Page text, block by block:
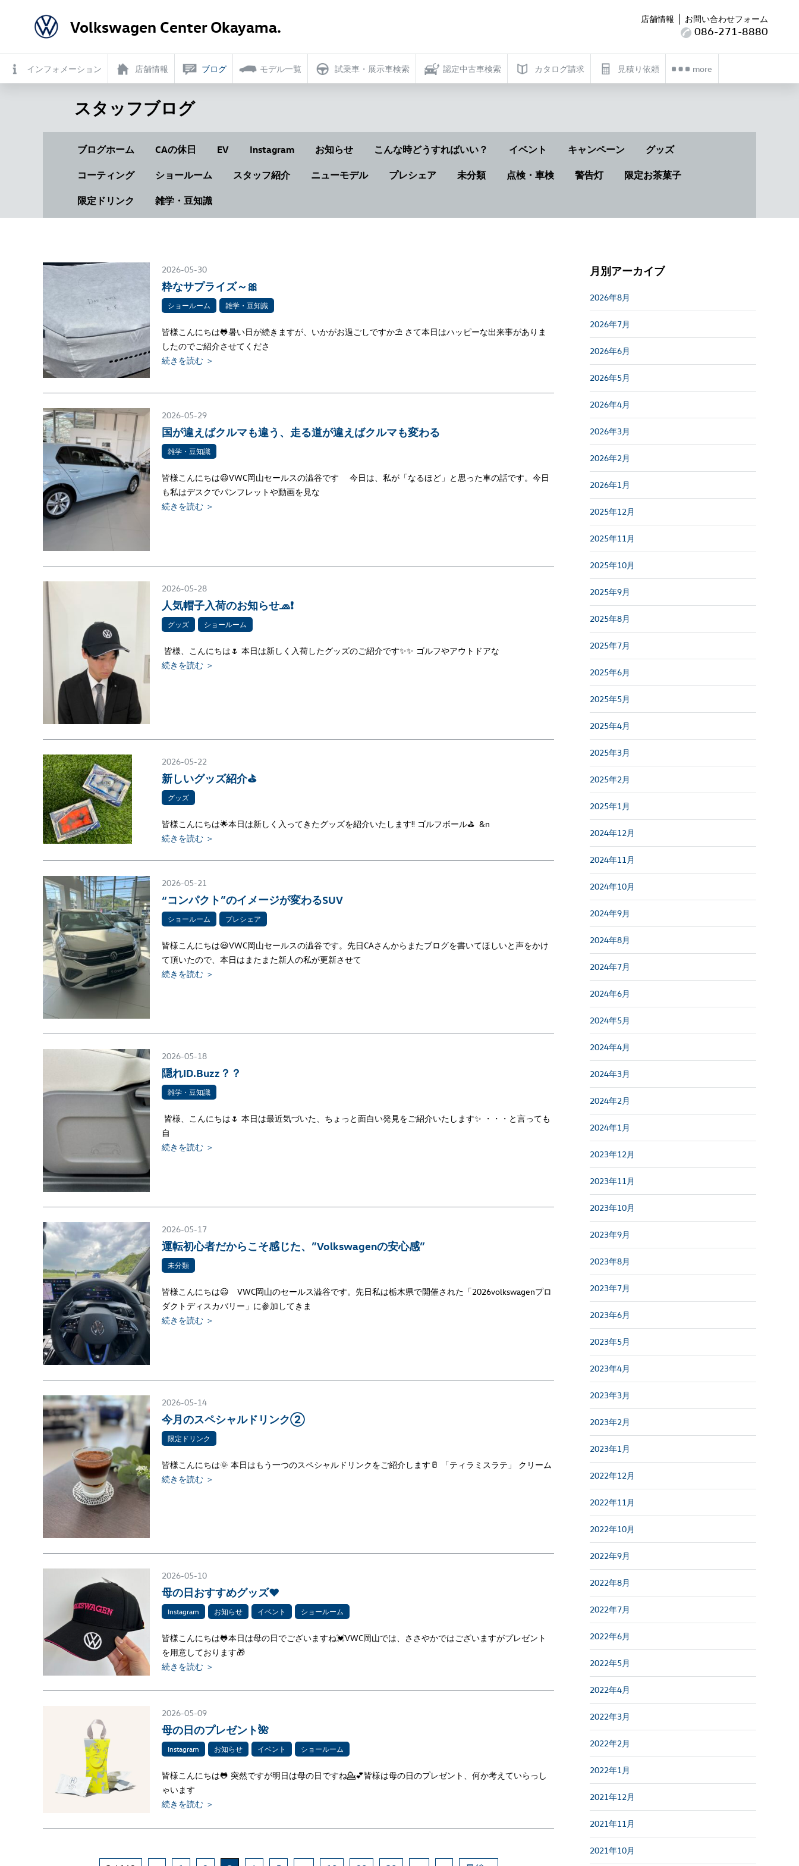
Volkswagen Center Okayama.
インフォメーション 店舗情報 ブログ モデル一覧 試乗車・展示車検索 認定中古車検索 カタログ請求 見積り依頼 more
店舗情報 ｜ お問い合わせフォーム
086-271-8880
スタッフブログ
ブログホーム CAの休日 EV Instagram お知らせ こんな時どうすればいい？ イベント キャンペーン グッズ
コーティング ショールーム スタッフ紹介 ニューモデル プレシェア 未分類 点検・車検 警告灯 限定お茶菓子
限定ドリンク 雑学・豆知識
2026-05-30
粋なサプライズ～🎀
ショールーム 雑学・豆知識
皆様こんにちは🐸暑い日が続きますが、いかがお過ごしですか⛱ さて本日はハッピーな出来事がありま
したのでご紹介させてくださ
続きを読む ＞
2026-05-29
国が違えばクルマも違う、走る道が違えばクルマも変わる
雑学・豆知識
皆様こんにちは😆VWC岡山セールスの澁谷です 今日は、私が「なるほど」と思った車の話です。今日
も私はデスクでパンフレットや動画を見な
続きを読む ＞
2026-05-28
人気帽子入荷のお知らせ🧢❗
グッズ ショールーム
皆様、こんにちは🌷 本日は新しく入荷したグッズのご紹介です✨✨ ゴルフやアウトドアな
続きを読む ＞
2026-05-22
新しいグッズ紹介⛳
グッズ
皆様こんにちは🌟本日は新しく入ってきたグッズを紹介いたします‼ ゴルフボール⛳ &n
続きを読む ＞
2026-05-21
“コンパクト”のイメージが変わるSUV
ショールーム プレシェア
皆様こんにちは😃VWC岡山セールスの澁谷です。先日CAさんからまたブログを書いてほしいと声をかけ
て頂いたので、本日はまたまた新人の私が更新させて
続きを読む ＞
2026-05-18
隠れID.Buzz？？
雑学・豆知識
皆様、こんにちは🌷 本日は最近気づいた、ちょっと面白い発見をご紹介いたします✨ ・・・と言っても
自
続きを読む ＞
2026-05-17
運転初心者だからこそ感じた、”Volkswagenの安心感”
未分類
皆様こんにちは😃 VWC岡山のセールス澁谷です。先日私は栃木県で開催された「2026volkswagenプロ
ダクトディスカバリー」に参加してきま
続きを読む ＞
2026-05-14
今月のスペシャルドリンク②
限定ドリンク
皆様こんにちは🌞 本日はもう一つのスペシャルドリンクをご紹介します🥛 「ティラミスラテ」 クリーム
続きを読む ＞
2026-05-10
母の日おすすめグッズ❤️
Instagram お知らせ イベント ショールーム
皆様こんにちは🐸本日は母の日でございますね💓VWC岡山では、ささやかではございますがプレゼント
を用意しております🎁
続きを読む ＞
2026-05-09
母の日のプレゼント🌺
Instagram お知らせ イベント ショールーム
皆様こんにちは🐸 突然ですが明日は母の日ですね💁💕皆様は母の日のプレゼント、何か考えていらっし
ゃいます
続きを読む ＞
月別アーカイブ
2026年8月
2026年7月
2026年6月
2026年5月
2026年4月
2026年3月
2026年2月
2026年1月
2025年12月
2025年11月
2025年10月
2025年9月
2025年8月
2025年7月
2025年6月
2025年5月
2025年4月
2025年3月
2025年2月
2025年1月
2024年12月
2024年11月
2024年10月
2024年9月
2024年8月
2024年7月
2024年6月
2024年5月
2024年4月
2024年3月
2024年2月
2024年1月
2023年12月
2023年11月
2023年10月
2023年9月
2023年8月
2023年7月
2023年6月
2023年5月
2023年4月
2023年3月
2023年2月
2023年1月
2022年12月
2022年11月
2022年10月
2022年9月
2022年8月
2022年7月
2022年6月
2022年5月
2022年4月
2022年3月
2022年2月
2022年1月
2021年12月
2021年11月
2021年10月